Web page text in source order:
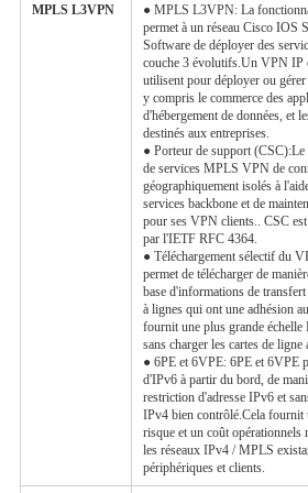
MPLS L3VPN
● MPLS L3VPN: La
permet à un réseau Cisco IOS
Software de déployer des
couche 3 évolutifs.Un VPN IP
utilisent pour déployer ou gérer
y compris le commerce des
d'hébergement de données, et
destinés aux entreprises.
● Porteur de support
de services MPLS VPN de
géographiquement isolés à
services backbone et de
pour ses VPN clients.. CSC
par l'IETF RFC 4364.
● Téléchargement sélectif du
permet de télécharger de
base d'informations de
à lignes qui ont une adhésion
fournit une plus grande
sans charger les cartes de
● 6PE et 6VPE: 6PE et 6VPE
d'IPv6 à partir du bord, de
restriction d'adresse IPv6 et
IPv4 bien contrôlé.Cela fournit
risque et un coût opérationnels
les réseaux IPv4 / MPLS
périphériques et clients.